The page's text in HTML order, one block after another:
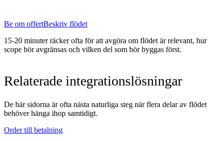
Be om offertBeskriv flödet
15-20 minuter räcker ofta för att avgöra om flödet är relevant, hur
scope bör avgränsas och vilken del som bör byggas först.
Relaterade integrationslösningar
De här sidorna är ofta nästa naturliga steg när flera delar av flödet
behöver hänga ihop samtidigt.
Order till betalning